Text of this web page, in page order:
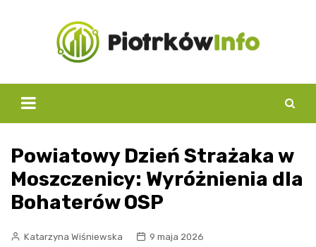
Powiatowy Dzień Strażaka w
Moszczenicy: Wyróżnienia dla
Bohaterów OSP
Katarzyna Wiśniewska
9 maja 2026